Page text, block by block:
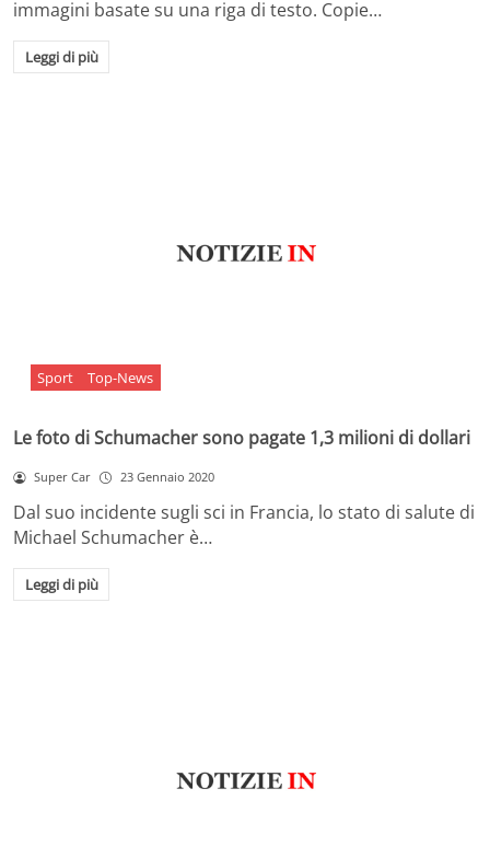
immagini basate su una riga di testo. Copie…
Leggi di più
Sport Top-News
Le foto di Schumacher sono pagate 1,3 milioni di dollari
Super Car 23 Gennaio 2020
Dal suo incidente sugli sci in Francia, lo stato di salute di
Michael Schumacher è…
Leggi di più